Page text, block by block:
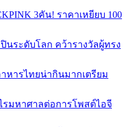
3คัน! ราคาเหยียบ 100
นระดับโลก คว้ารางวัลผู้ทรง
าหารไทยน่ากินมากเตรียม
รมหาศาลต่อการโพสต์ไอจี